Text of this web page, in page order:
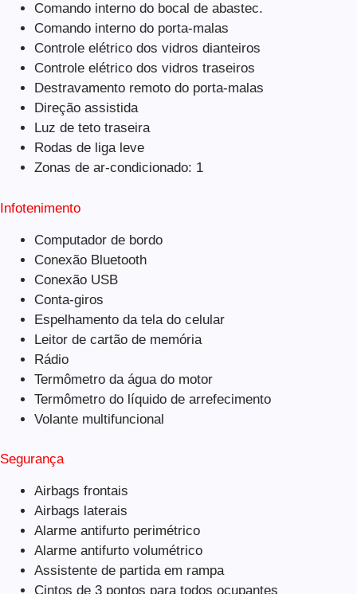
Comando interno do bocal de abastec.
Comando interno do porta-malas
Controle elétrico dos vidros dianteiros
Controle elétrico dos vidros traseiros
Destravamento remoto do porta-malas
Direção assistida
Luz de teto traseira
Rodas de liga leve
Zonas de ar-condicionado: 1
Infotenimento
Computador de bordo
Conexão Bluetooth
Conexão USB
Conta-giros
Espelhamento da tela do celular
Leitor de cartão de memória
Rádio
Termômetro da água do motor
Termômetro do líquido de arrefecimento
Volante multifuncional
Segurança
Airbags frontais
Airbags laterais
Alarme antifurto perimétrico
Alarme antifurto volumétrico
Assistente de partida em rampa
Cintos de 3 pontos para todos ocupantes